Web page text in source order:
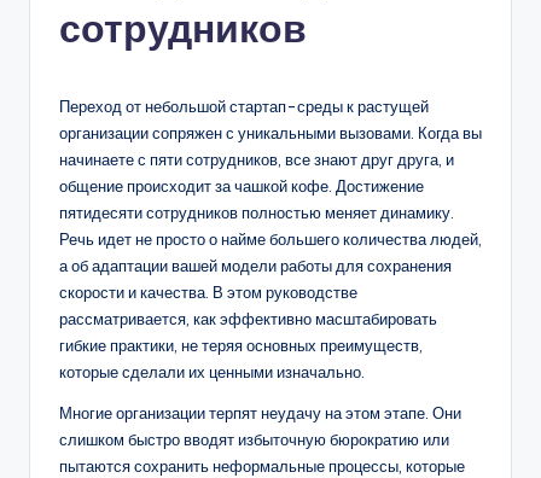
S
o
w
&
сотрудников
Переход от небольшой стартап-среды к растущей
организации сопряжен с уникальными вызовами. Когда вы
начинаете с пяти сотрудников, все знают друг друга, и
общение происходит за чашкой кофе. Достижение
пятидесяти сотрудников полностью меняет динамику.
Речь идет не просто о найме большего количества людей,
а об адаптации вашей модели работы для сохранения
скорости и качества. В этом руководстве
рассматривается, как эффективно масштабировать
гибкие практики, не теряя основных преимуществ,
которые сделали их ценными изначально.
Многие организации терпят неудачу на этом этапе. Они
слишком быстро вводят избыточную бюрократию или
пытаются сохранить неформальные процессы, которые